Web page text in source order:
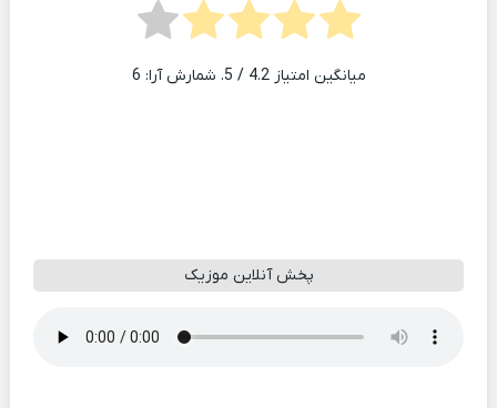
میانگین امتیاز4.2 / 5. شمارش آرا: 6
پخش آنلاین موزیک